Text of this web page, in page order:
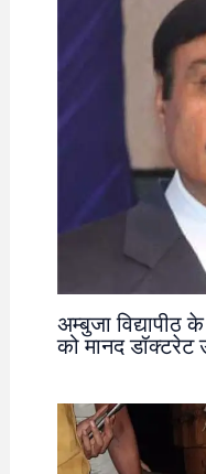
अम्बुजा विद्यापीठ
को मानद डॉक्टरेट